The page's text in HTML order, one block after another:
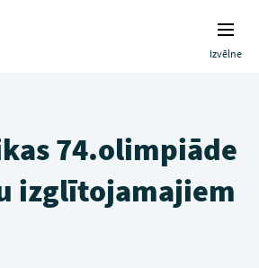
Izvēlne
74.olimpiāde
izglītojamajiem